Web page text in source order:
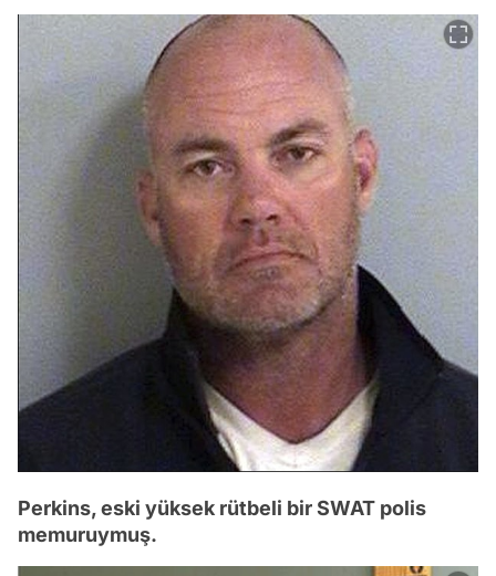
Perkins, eski yüksek rütbeli bir SWAT polis
memuruymuş.